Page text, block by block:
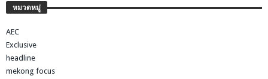
หมวดหมู่
AEC
Exclusive
headline
mekong focus